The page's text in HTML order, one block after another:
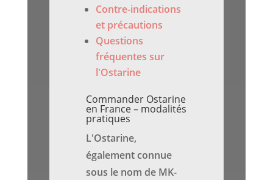
Contre-indications
et précautions
Questions
fréquentes sur
l'Ostarine
Commander Ostarine
en France – modalités
pratiques
L'Ostarine,
également connue
sous le nom de MK-